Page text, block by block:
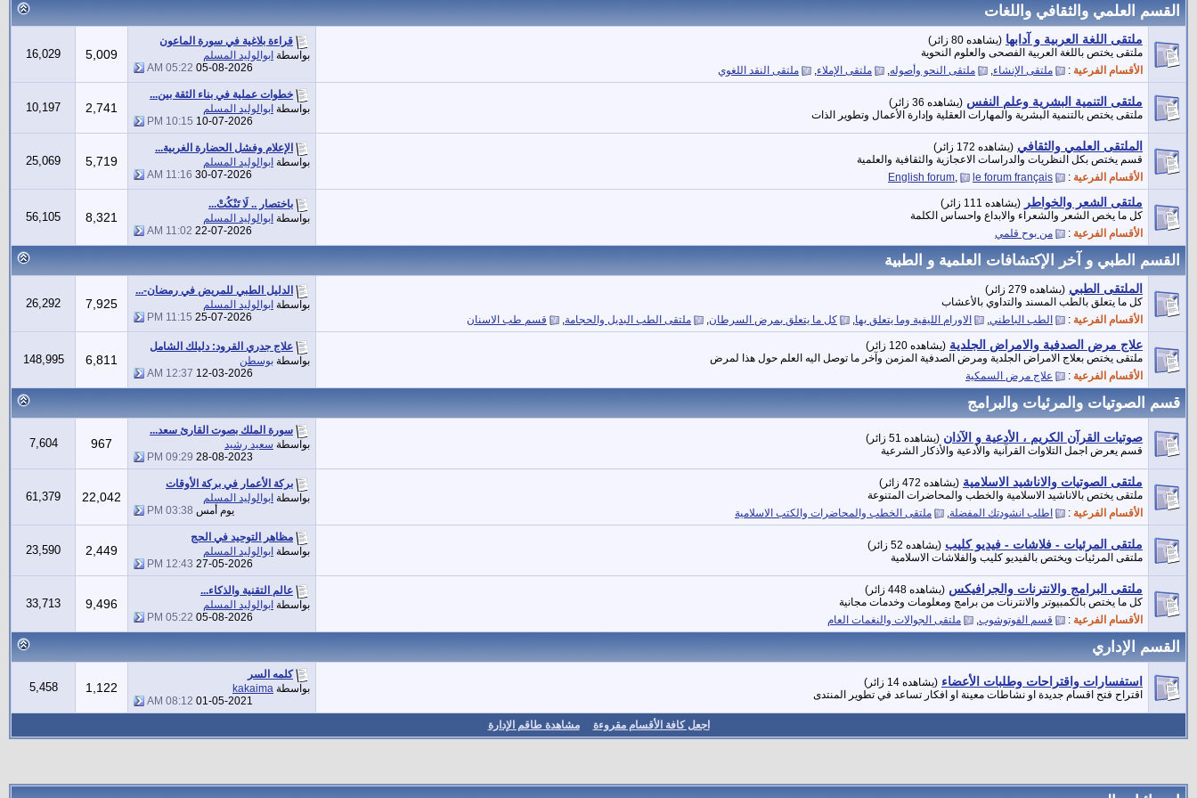
القسم العلمي والثقافي واللغات
ملتقى اللغة العربية و آدابها (يشاهده 80 زائر)
ملتقى يختص باللغة العربية الفصحى والعلوم النحوية
الأقسام الفرعية : ملتقى الإنشاء ملتقى النحو وأصوله ملتقى الإملاء ملتقى النقد اللغوي
قراءة بلاغية في سورة الماعون
بواسطة ابوالوليد المسلم
05-08-2026
05:22 AM
5,009
16,029
ملتقى التنمية البشرية وعلم النفس (يشاهده 36 زائر)
ملتقى يختص بالتنمية البشرية والمهارات العقلية وإدارة الأعمال وتطوير الذات
خطوات عملية في بناء الثقة بين...
بواسطة ابوالوليد المسلم
10-07-2026
10:15 PM
2,741
10,197
الملتقى العلمي والثقافي (يشاهده 172 زائر)
قسم يختص بكل النظريات والدراسات الاعجازية والثقافية والعلمية
الأقسام الفرعية :
English forum le forum français
الإعلام وفشل الحضارة الغربية...
بواسطة ابوالوليد المسلم
30-07-2026
11:16 AM
5,719
25,069
ملتقى الشعر والخواطر (يشاهده 111 زائر)
كل ما يخص الشعر والشعراء والابداع واحساس الكلمة
الأقسام الفرعية : من بوح قلمي
باختصار .. لَا تَنْكُتْ...
بواسطة ابوالوليد المسلم
22-07-2026
11:02 AM
8,321
56,105
القسم الطبي و آخر الإكتشافات العلمية و الطبية
الملتقى الطبي (يشاهده 279 زائر)
كل ما يتعلق بالطب المسند والتداوي بالأعشاب
الأقسام الفرعية : الطب الباطني الاورام الليفية وما يتعلق بها كل ما يتعلق بمرض السرطان ملتقى الطب البديل والحجامة قسم طب الاسنان
الدليل الطبي للمريض في رمضان-...
بواسطة ابوالوليد المسلم
25-07-2026
11:15 PM
7,925
26,292
علاج مرض الصدفية والامراض الجلدية (يشاهده 120 زائر)
ملتقى يختص بعلاج الامراض الجلدية ومرض الصدفية المزمن وآخر ما توصل اليه العلم حول هذا لمرض
الأقسام الفرعية : علاج مرض السمكية
علاج جدري القرود: دليلك الشامل
بواسطة بوسطن
12-03-2026
12:37 AM
6,811
148,995
قسم الصوتيات والمرئيات والبرامج
صوتيات القرآن الكريم ، الأدعية و الآذان (يشاهده 51 زائر)
قسم يعرض اجمل التلاوات القرآنية والأدعية والأذكار الشرعية
سورة الملك بصوت القارئ سعد...
بواسطة سعيد رشيد
28-08-2023
09:29 PM
967
7,604
ملتقى الصوتيات والاناشيد الاسلامية (يشاهده 472 زائر)
ملتقى يختص بالاناشيد الاسلامية والخطب والمحاضرات المتنوعة
الأقسام الفرعية : اطلب انشودتك المفضلة ملتقى الخطب والمحاضرات والكتب الاسلامية
بركة الأعمار في بركة الأوقات
بواسطة ابوالوليد المسلم
يوم أمس 03:38 PM
22,042
61,379
ملتقى المرئيات - فلاشات - فيديو كليب (يشاهده 52 زائر)
ملتقى المرئيات ويختص بالفيديو كليب والفلاشات الاسلامية
مظاهر التوحيد في الحج
بواسطة ابوالوليد المسلم
27-05-2026
12:43 PM
2,449
23,590
ملتقى البرامج والانترنات والجرافيكس (يشاهده 448 زائر)
كل ما يختص بالكمبيوتر والانترنات من برامج ومعلومات وخدمات مجانية
الأقسام الفرعية : قسم الفوتوشوب ملتقى الجوالات والنغمات العام
عالم التقنية والذكاء...
بواسطة ابوالوليد المسلم
05-08-2026
05:22 PM
9,496
33,713
القسم الإداري
استفسارات واقتراحات وطلبات الأعضاء (يشاهده 14 زائر)
اقتراح فتح اقسام جديدة او نشاطات معينة او افكار تساعد في تطوير المنتدى
كلمه السر
بواسطة kakaima
01-05-2021
08:12 AM
1,122
5,458
اجعل كافة الأقسام مقروءة مشاهدة طاقم الإدارة